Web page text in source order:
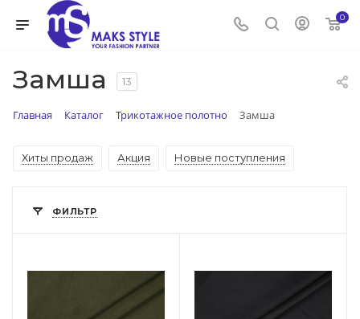
0
Замша 13
Главная Каталог Трикотажное полотно Замша
Хиты продаж Акция Новые поступления
ФИЛЬТР